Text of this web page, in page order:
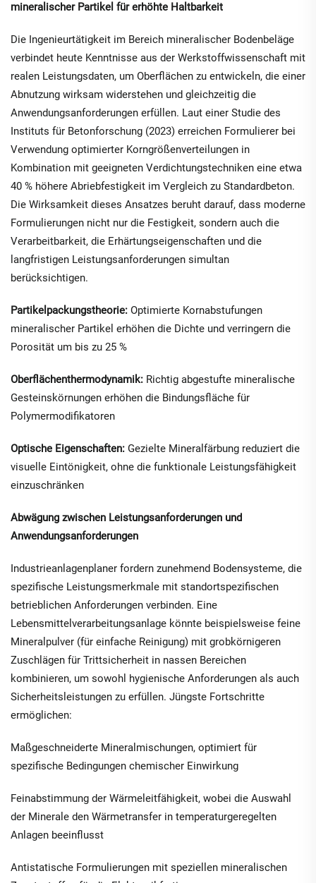
mineralischer Partikel für erhöhte Haltbarkeit
Die Ingenieurtätigkeit im Bereich mineralischer Bodenbeläge
verbindet heute Kenntnisse aus der Werkstoffwissenschaft mit
realen Leistungsdaten, um Oberflächen zu entwickeln, die einer
Abnutzung wirksam widerstehen und gleichzeitig die
Anwendungsanforderungen erfüllen. Laut einer Studie des
Instituts für Betonforschung (2023) erreichen Formulierer bei
Verwendung optimierter Korngrößenverteilungen in
Kombination mit geeigneten Verdichtungstechniken eine etwa
40 % höhere Abriebfestigkeit im Vergleich zu Standardbeton.
Die Wirksamkeit dieses Ansatzes beruht darauf, dass moderne
Formulierungen nicht nur die Festigkeit, sondern auch die
Verarbeitbarkeit, die Erhärtungseigenschaften und die
langfristigen Leistungsanforderungen simultan
berücksichtigen.
Partikelpackungstheorie: Optimierte Kornabstufungen
mineralischer Partikel erhöhen die Dichte und verringern die
Porosität um bis zu 25 %
Oberflächenthermodynamik: Richtig abgestufte mineralische
Gesteinskörnungen erhöhen die Bindungsfläche für
Polymermodifikatoren
Optische Eigenschaften: Gezielte Mineralfärbung reduziert die
visuelle Eintönigkeit, ohne die funktionale Leistungsfähigkeit
einzuschränken
Abwägung zwischen Leistungsanforderungen und
Anwendungsanforderungen
Industrieanlagenplaner fordern zunehmend Bodensysteme, die
spezifische Leistungsmerkmale mit standortspezifischen
betrieblichen Anforderungen verbinden. Eine
Lebensmittelverarbeitungsanlage könnte beispielsweise feine
Mineralpulver (für einfache Reinigung) mit grobkörnigeren
Zuschlägen für Trittsicherheit in nassen Bereichen
kombinieren, um sowohl hygienische Anforderungen als auch
Sicherheitsleistungen zu erfüllen. Jüngste Fortschritte
ermöglichen:
Maßgeschneiderte Mineralmischungen, optimiert für
spezifische Bedingungen chemischer Einwirkung
Feinabstimmung der Wärmeleitfähigkeit, wobei die Auswahl
der Minerale den Wärmetransfer in temperaturgeregelten
Anlagen beeinflusst
Antistatische Formulierungen mit speziellen mineralischen